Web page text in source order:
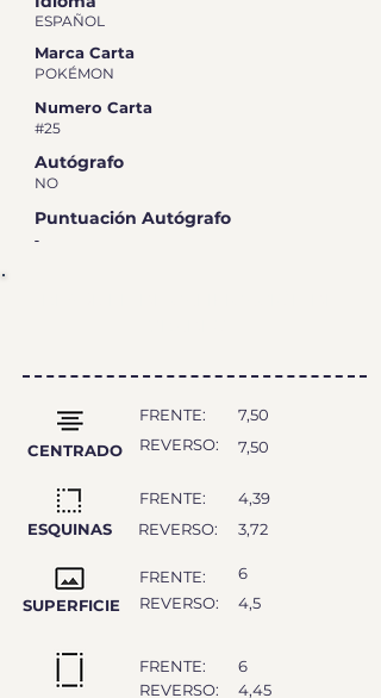
ESPAÑOL
Marca Carta
POKÉMON
Numero Carta
#25
Autógrafo
NO
Puntuación Autógrafo
-
CENTRADO
ESQUINAS
SUPERFICIE
FRENTE:
7,50
REVERSO:
7,50
FRENTE:
4,39
REVERSO:
3,72
FRENTE:
REVERSO:
6
4,5
FRENTE:
REVERSO:
6
4,45